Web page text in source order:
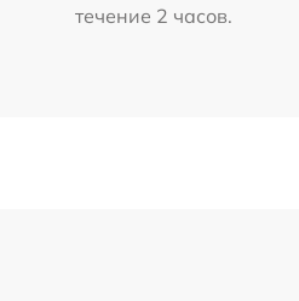
течение 2 часов.